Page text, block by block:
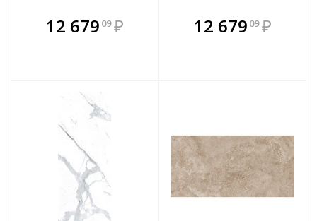
12 679 09 ₽
В комплекте
всегда выгоднее!
В комплекте
всегда выгоднее!
12 679 09 ₽